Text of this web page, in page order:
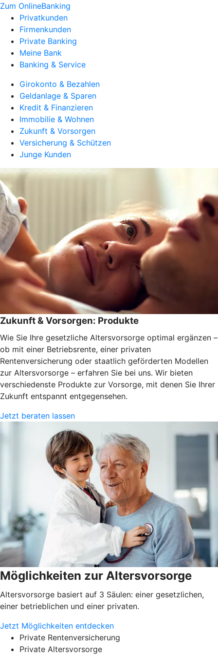
Zum OnlineBanking
Privatkunden
Firmenkunden
Private Banking
Meine Bank
Banking & Service
Girokonto & Bezahlen
Geldanlage & Sparen
Kredit & Finanzieren
Immobilie & Wohnen
Zukunft & Vorsorgen
Versicherung & Schützen
Junge Kunden
Zukunft & Vorsorgen: Produkte
Wie Sie Ihre gesetzliche Altersvorsorge optimal ergänzen –
ob mit einer Betriebsrente, einer privaten
Rentenversicherung oder staatlich geförderten Modellen
zur Altersvorsorge – erfahren Sie bei uns. Wir bieten
verschiedenste Produkte zur Vorsorge, mit denen Sie Ihrer
Zukunft entspannt entgegensehen.
Jetzt beraten lassen
Möglichkeiten zur Altersvorsorge
Altersvorsorge basiert auf 3 Säulen: einer gesetzlichen,
einer betrieblichen und einer privaten.
Jetzt Möglichkeiten entdecken
Private Rentenversicherung
Private Altersvorsorge